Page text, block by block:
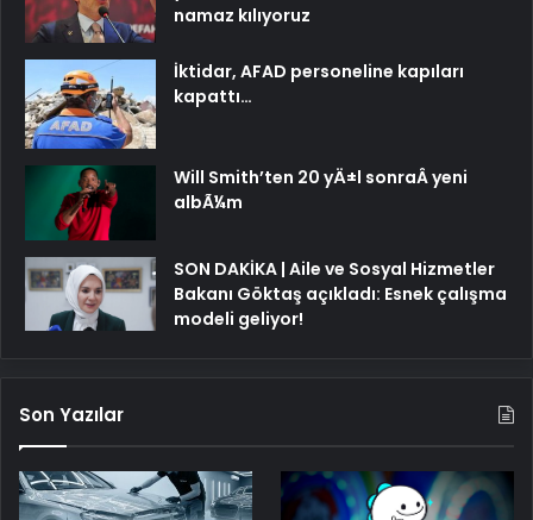
namaz kılıyoruz
İktidar, AFAD personeline kapıları
kapattı…
Will Smith’ten 20 yÄ±l sonraÂ yeni
albÃ¼m
SON DAKİKA | Aile ve Sosyal Hizmetler
Bakanı Göktaş açıkladı: Esnek çalışma
modeli geliyor!
Son Yazılar